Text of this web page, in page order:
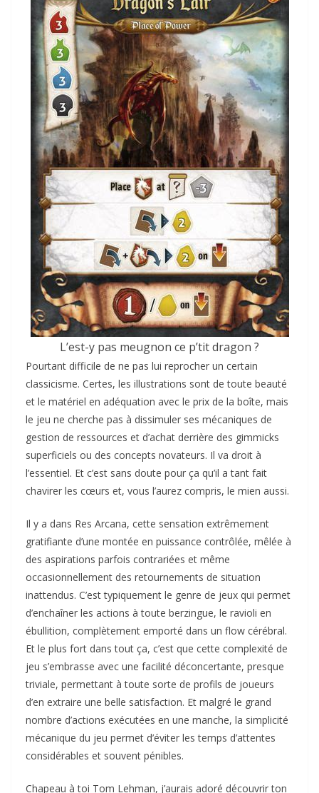
L’est-y pas meugnon ce p’tit dragon ?
Pourtant difficile de ne pas lui reprocher un certain
classicisme. Certes, les illustrations sont de toute beauté
et le matériel en adéquation avec le prix de la boîte, mais
le jeu ne cherche pas à dissimuler ses mécaniques de
gestion de ressources et d’achat derrière des gimmicks
superficiels ou des concepts novateurs. Il va droit à
l’essentiel. Et c’est sans doute pour ça qu’il a tant fait
chavirer les cœurs et, vous l’aurez compris, le mien aussi.
Il y a dans Res Arcana, cette sensation extrêmement
gratifiante d’une montée en puissance contrôlée, mêlée à
des aspirations parfois contrariées et même
occasionnellement des retournements de situation
inattendus. C’est typiquement le genre de jeux qui permet
d’enchaîner les actions à toute berzingue, le ravioli en
ébullition, complètement emporté dans un flow cérébral.
Et le plus fort dans tout ça, c’est que cette complexité de
jeu s’embrasse avec une facilité déconcertante, presque
triviale, permettant à toute sorte de profils de joueurs
d’en extraire une belle satisfaction. Et malgré le grand
nombre d’actions exécutées en une manche, la simplicité
mécanique du jeu permet d’éviter les temps d’attentes
considérables et souvent pénibles.
Chapeau à toi Tom Lehman, j’aurais adoré découvrir ton